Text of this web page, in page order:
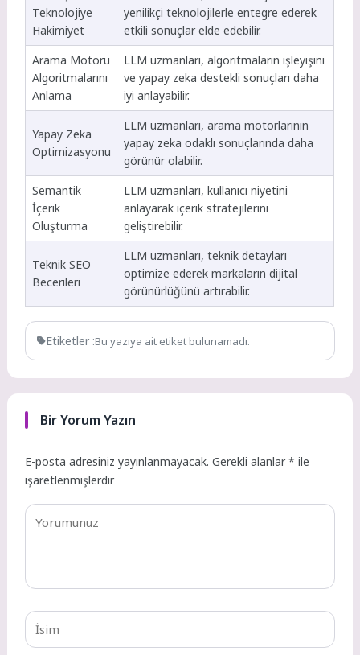
Teknolojiye
Hakimiyet
yenilikçi teknolojilerle entegre ederek
etkili sonuçlar elde edebilir.
Arama Motoru
Algoritmalarını
Anlama
LLM uzmanları, algoritmaların işleyişini
ve yapay zeka destekli sonuçları daha
iyi anlayabilir.
Yapay Zeka
Optimizasyonu
LLM uzmanları, arama motorlarının
yapay zeka odaklı sonuçlarında daha
görünür olabilir.
Semantik
İçerik
Oluşturma
LLM uzmanları, kullanıcı niyetini
anlayarak içerik stratejilerini
geliştirebilir.
Teknik SEO
Becerileri
LLM uzmanları, teknik detayları
optimize ederek markaların dijital
görünürlüğünü artırabilir.
Etiketler :Bu yazıya ait etiket bulunamadı.
Bir Yorum Yazın
E-posta adresiniz yayınlanmayacak. Gerekli alanlar* ile
işaretlenmişlerdir